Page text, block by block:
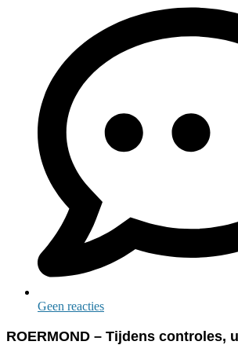
Geen reacties
ROERMOND – Tijdens controles,